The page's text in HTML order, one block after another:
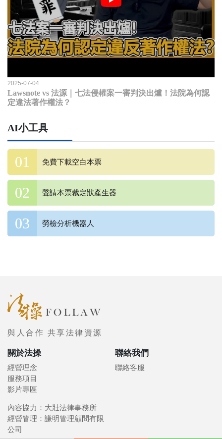
2025-07-04
Lawsnote vs 法源｜七法侵權案一審判決出爐！法院為何認
定違法著作權法？
AI小工具
免費下載空白本票
聲請本票裁定狀產生器
勞檢分析機器人
與人合作 共享法律資源
關於法操
經營理念
服務項目
影片專區
聯絡我們
聯絡客服
內容協力：大壯法律事務所
經營管理：謙明管理顧問有限
公司